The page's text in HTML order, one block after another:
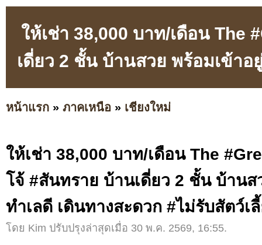
ให้เช่า 38,000 บาท/เดือน The
เดี่ยว 2 ชั้น บ้านสวย พร้อมเข้าอ
หน้าแรก » ภาคเหนือ » เชียงใหม่
ให้เช่า 38,000 บาท/เดือน The
โจ้ #สันทราย บ้านเดี่ยว 2 ชั้น บ้านส
ทำเลดี เดินทางสะดวก #ไม่รับสัตว์เ
โดย Kim ปรับปรุงล่าสุดเมื่อ 30 พ.ค. 2569, 16:55.